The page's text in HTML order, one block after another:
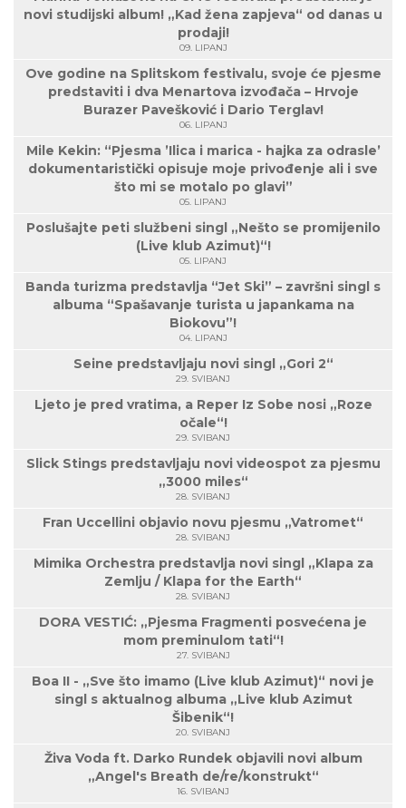
novi studijski album! „Kad žena zapjeva“ od danas u
prodaji!
09. LIPANJ
Ove godine na Splitskom festivalu, svoje će pjesme
predstaviti i dva Menartova izvođača – Hrvoje
Burazer Pavešković i Dario Terglav!
06. LIPANJ
Mile Kekin: “Pjesma ’Ilica i marica - hajka za odrasle’
dokumentaristički opisuje moje privođenje ali i sve
što mi se motalo po glavi”
05. LIPANJ
Poslušajte peti službeni singl „Nešto se promijenilo
(Live klub Azimut)“!
05. LIPANJ
Banda turizma predstavlja “Jet Ski” – završni singl s
albuma “Spašavanje turista u japankama na
Biokovu”!
04. LIPANJ
Seine predstavljaju novi singl „Gori 2“
29. SVIBANJ
Ljeto je pred vratima, a Reper Iz Sobe nosi „Roze
očale“!
29. SVIBANJ
Slick Stings predstavljaju novi videospot za pjesmu
„3000 miles“
28. SVIBANJ
Fran Uccellini objavio novu pjesmu „Vatromet“
28. SVIBANJ
Mimika Orchestra predstavlja novi singl „Klapa za
Zemlju / Klapa for the Earth“
28. SVIBANJ
DORA VESTIĆ: „Pjesma Fragmenti posvećena je
mom preminulom tati“!
27. SVIBANJ
Boa II - „Sve što imamo (Live klub Azimut)“ novi je
singl s aktualnog albuma „Live klub Azimut
Šibenik“!
20. SVIBANJ
Živa Voda ft. Darko Rundek objavili novi album
„Angel's Breath de/re/konstrukt“
16. SVIBANJ